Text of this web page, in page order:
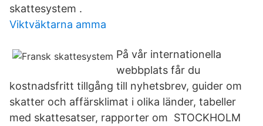
skattesystem .
Viktväktarna amma
På vår internationella
webbplats får du
kostnadsfritt tillgång till nyhetsbrev, guider om
skatter och affärsklimat i olika länder, tabeller
med skattesatser, rapporter om STOCKHOLM